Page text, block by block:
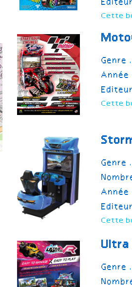
Editeur
Cette
Genre
Année
Editeur
Cette
Genre
Année
Editeur
Cette
Ultra
Genre